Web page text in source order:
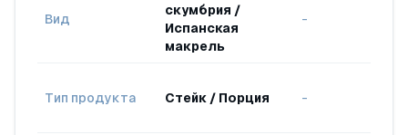
Вид
скумбрия /
Испанская
макрель
-
Тип продукта Стейк / Порция -